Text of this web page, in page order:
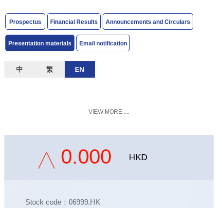
Prospectus Financial Results Announcements and Circulars
Presentation materials Email notification
中 繁 EN
VIEW MORE.....
0.000 HKD
Stock code：06999.HK